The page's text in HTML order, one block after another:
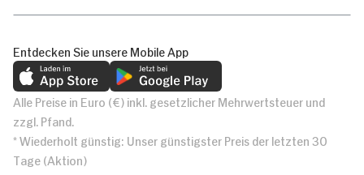
Entdecken Sie unsere Mobile App
Alle Preise in Euro (€) inkl. gesetzlicher Mehrwertsteuer und
zzgl. Pfand.
* Wiederholt günstig: Unser günstigster Preis der letzten 30
Tage (Aktion)